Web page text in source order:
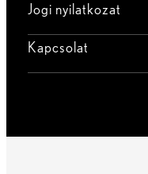
Jogi nyilatkozat
Kapcsolat